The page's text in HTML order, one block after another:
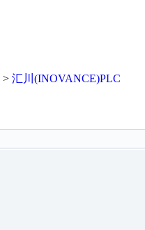
> 汇川(INOVANCE)PLC